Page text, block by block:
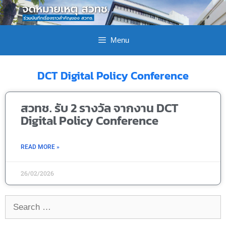
Menu
DCT Digital Policy Conference
สวทช. รับ 2 รางวัล จากงาน DCT
Digital Policy Conference
READ MORE »
26/02/2026